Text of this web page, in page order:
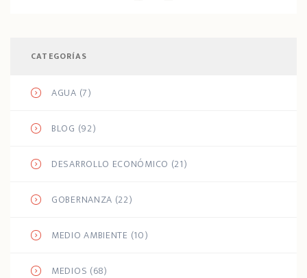
CATEGORÍAS
AGUA (7)
BLOG (92)
DESARROLLO ECONÓMICO (21)
GOBERNANZA (22)
MEDIO AMBIENTE (10)
MEDIOS (68)